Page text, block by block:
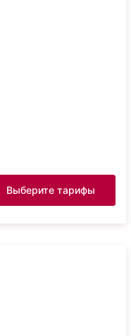
Выберите тарифы